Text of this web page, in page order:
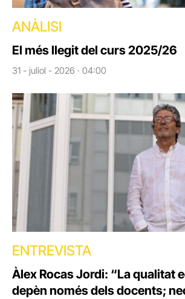
ANÀLISI
El més llegit del curs 2025/26
31 - juliol - 2026 · 04:00
ENTREVISTA
Àlex Rocas Jordi: “La qualitat
depèn només dels docents;